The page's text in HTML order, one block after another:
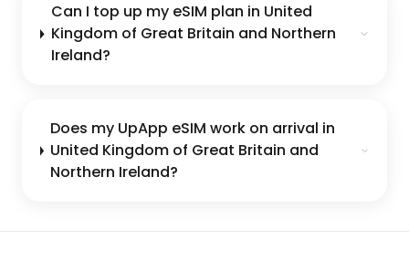
Can I top up my eSIM plan in United
Kingdom of Great Britain and Northern
Ireland?
Does my UpApp eSIM work on arrival in
United Kingdom of Great Britain and
Northern Ireland?